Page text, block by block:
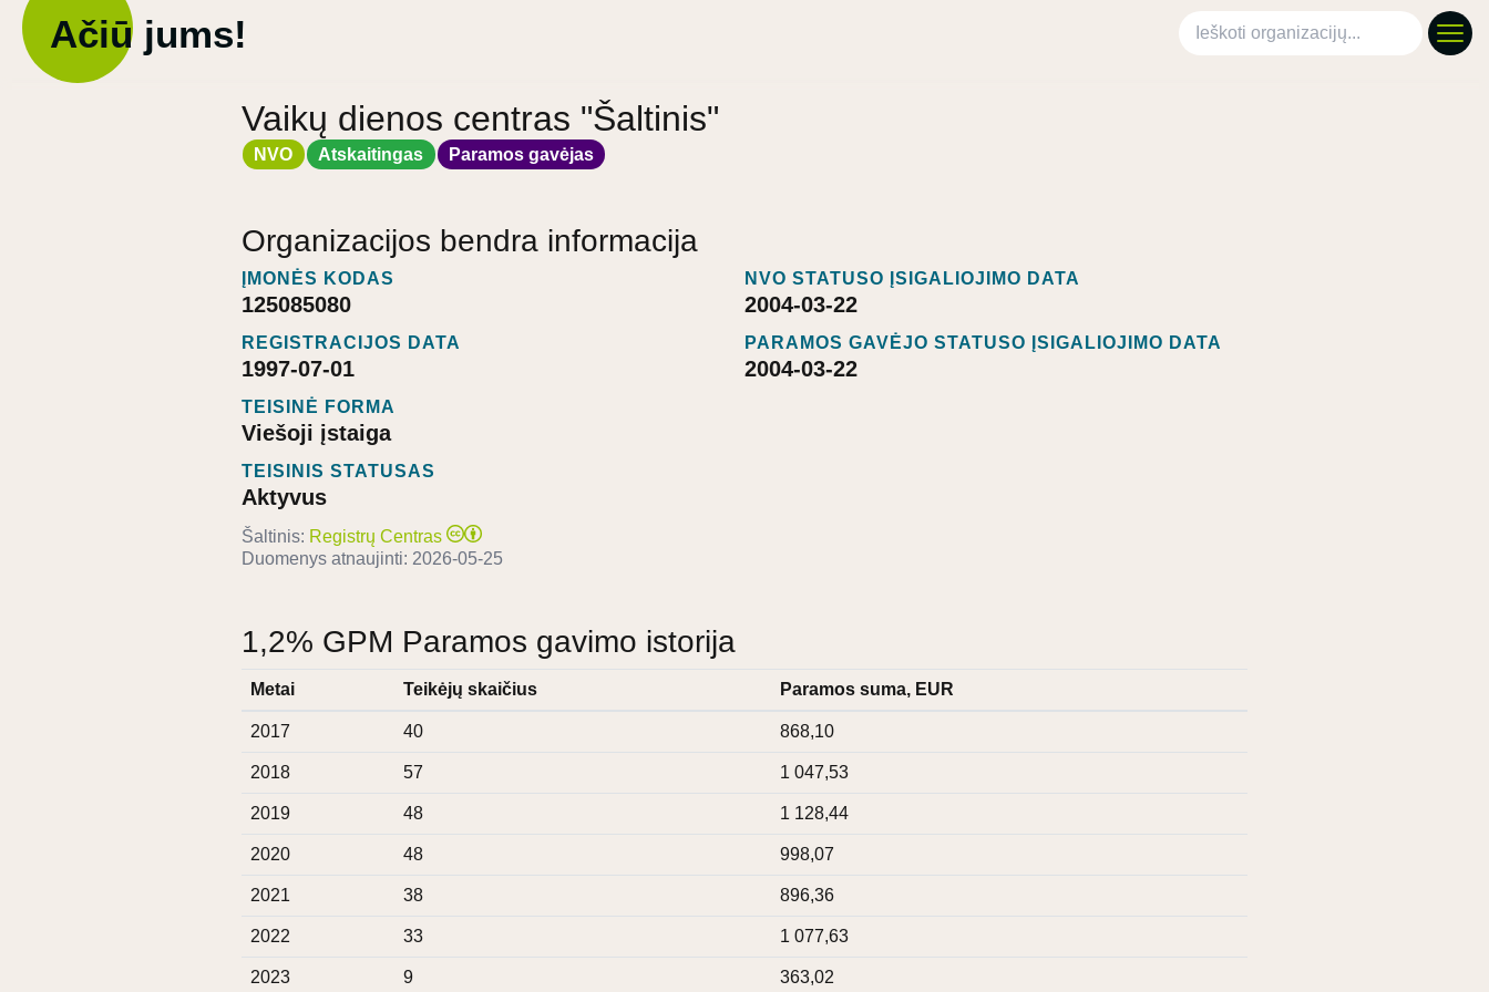
Ačiū jums! Ieškoti organizacijų
Vaikų dienos centras "Šaltinis"
NVO Atskaitingas Paramos gavėjas
Organizacijos bendra informacija
ĮMONĖS KODAS
125085080
REGISTRACIJOS DATA
1997-07-01
TEISINĖ FORMA
Viešoji įstaiga
TEISINIS STATUSAS
Aktyvus
NVO STATUSO ĮSIGALIOJIMO DATA
2004-03-22
PARAMOS GAVĖJO STATUSO ĮSIGALIOJIMO DATA
2004-03-22
Šaltinis: Registrų Centras
Duomenys atnaujinti: 2026-05-25
1,2% GPM Paramos gavimo istorija
Metai Teikėjų skaičius Paramos suma, EUR
2017 40 868,10
2018 57 1 047,53
2019 48 1 128,44
2020 48 998,07
2021 38 896,36
2022 33 1 077,63
2023 9 363,02